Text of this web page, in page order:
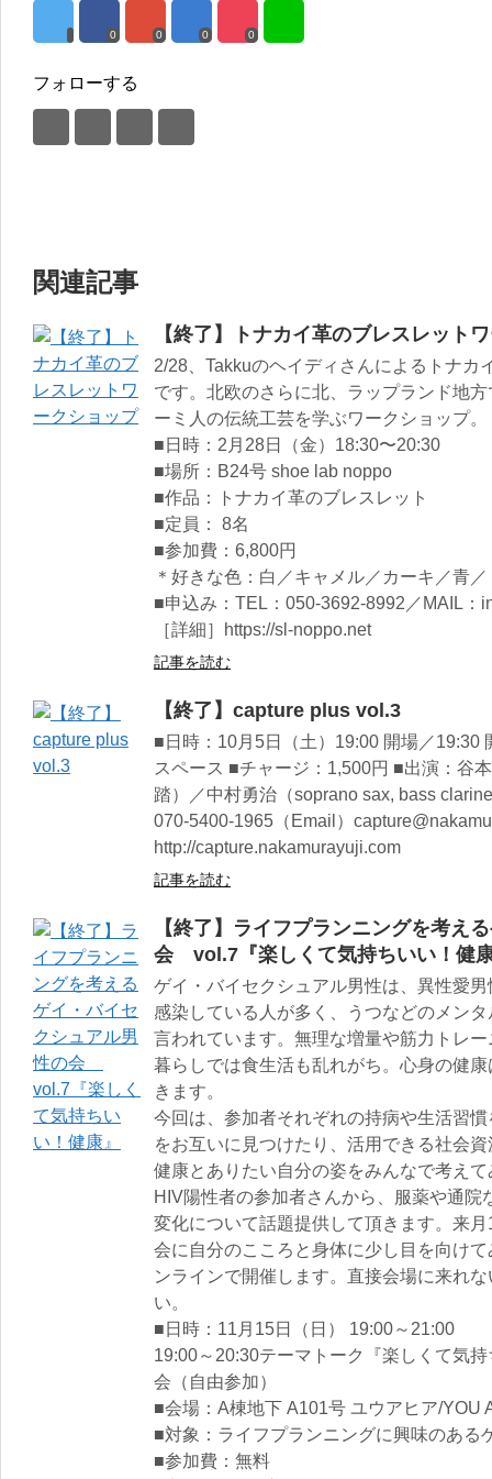
0 0 0 0
フォローする
関連記事
【終了】トナカイ革のブレスレット
2/28、Takkuのヘイディさんによるトナカ
です。北欧のさらに北、ラップランド地
ーミ人の伝統工芸を学ぶワークショップ。
■日時：2月28日（金）18:30〜20:30
■場所：B24号 shoe lab noppo
■作品：トナカイ革のブレスレット
■定員： 8名
■参加費：6,800円
＊好きな色：白／キャメル／カーキ／青
■申込み：TEL：050-3692-8992／MAIL：
［詳細］https://sl-noppo.net
記事を読む
【終了】capture plus vol.3
■日時：10月5日（土）19:00 開場／19:30
スペース ■チャージ：1,500円 ■出演：谷
踏）／中村勇治（soprano sax, bass
070-5400-1965（Email）
http://capture.nakamurayuji.com
記事を読む
【終了】ライフプランニングを考え
会 vol.7『楽しくて気持ちいい！健
ゲイ・バイセクシュアル男性は、異性愛
感染している人が多く、うつなどのメン
言われています。無理な増量や筋力トレ
暮らしでは食生活も乱れがち。心身の健
きます。
今回は、参加者それぞれの持病や生活習
をお互いに見つけたり、活用できる社会
健康とありたい自分の姿をみんなで考え
HIV陽性者の参加者さんから、服薬や通
変化について話題提供して頂きます。来
会に自分のこころと身体に少し目を向け
ンラインで開催します。直接会場に来れ
い。
■日時：11月15日（日） 19:00～21:00
19:00～20:30テーマトーク『楽しくて気
会（自由参加）
■会場：A棟地下 A101号 ユウアヒア/YOU
■対象：ライフプランニングに興味のある
■参加費：無料